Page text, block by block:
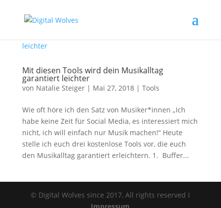
Mit diesen Tools wird dein Musikalltag
garantiert leichter
von Natalie Steiger| Mai 27, 2018| Tools
Wie oft höre ich den Satz von Musiker*innen „Ich
habe keine Zeit für Social Media, es interessiert mich
nicht, ich will einfach nur Musik machen!“ Heute
stelle ich euch drei kostenlose Tools vor, die euch
den Musikalltag garantiert erleichtern. 1. Buffer...
© Digital Wolves since 2017, All rights reserved I